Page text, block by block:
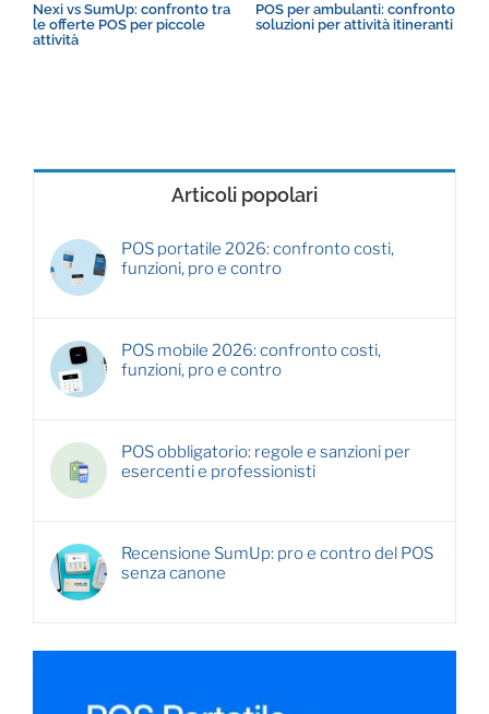
Nexi vs SumUp: confronto tra
le offerte POS per piccole
attività
POS per ambulanti: confronto
soluzioni per attività itineranti
Articoli popolari
POS portatile 2026: confronto costi,
funzioni, pro e contro
POS mobile 2026: confronto costi,
funzioni, pro e contro
POS obbligatorio: regole e sanzioni per
esercenti e professionisti
Recensione SumUp: pro e contro del POS
senza canone